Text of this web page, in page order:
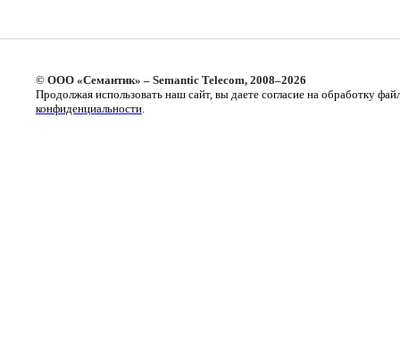
© ООО «Семантик» – Semantic Telecom, 2008–2026
Продолжая использовать наш сайт, вы даете согласие на обработку
конфиденциальности